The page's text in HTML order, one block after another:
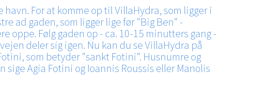
For at komme op til VillaHydra, som ligger i
ad gaden, som ligger lige før "Big Ben" -
oppe. Følg gaden op - ca. 10-15 minutters gang -
deler sig igen. Nu kan du se VillaHydra på
som betyder "sankt Fotini". Husnumre og
sige Agia Fotini og Ioannis Roussis eller Manolis